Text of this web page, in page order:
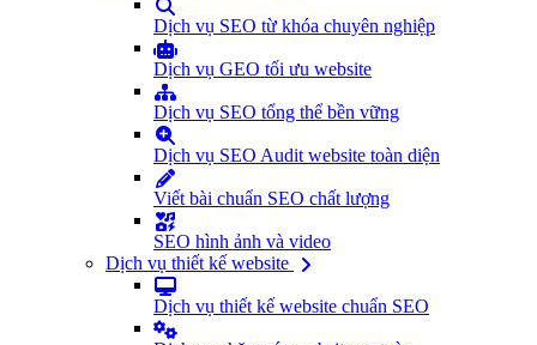
Dịch vụ SEO từ khóa chuyên nghiệp
Dịch vụ GEO tối ưu website
Dịch vụ SEO tổng thể bền vững
Dịch vụ SEO Audit website toàn diện
Viết bài chuẩn SEO chất lượng
SEO hình ảnh và video
Dịch vụ thiết kế website
Dịch vụ thiết kế website chuẩn SEO